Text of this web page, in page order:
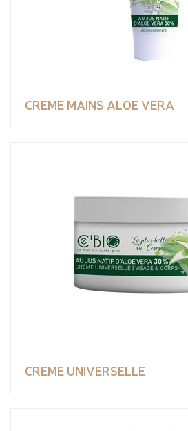
CREME MAINS ALOE VERA
CREME UNIVERSELLE